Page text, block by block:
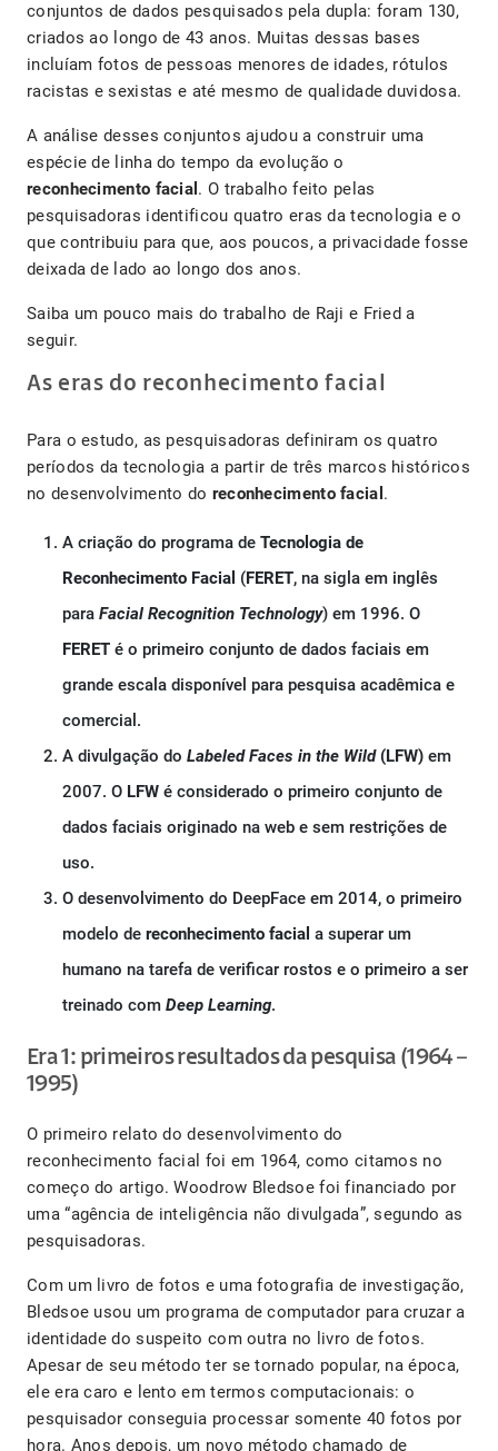
conjuntos de dados pesquisados pela dupla: foram 130,
criados ao longo de 43 anos. Muitas dessas bases
incluíam fotos de pessoas menores de idades, rótulos
racistas e sexistas e até mesmo de qualidade duvidosa.
A análise desses conjuntos ajudou a construir uma
espécie de linha do tempo da evolução o
reconhecimento facial . O trabalho feito pelas
pesquisadoras identificou quatro eras da tecnologia e o
que contribuiu para que, aos poucos, a privacidade fosse
deixada de lado ao longo dos anos.
Saiba um pouco mais do trabalho de Raji e Fried a
seguir.
As eras do reconhecimento facial
Para o estudo, as pesquisadoras definiram os quatro
períodos da tecnologia a partir de três marcos históricos
no desenvolvimento do reconhecimento facial .
A criação do programa de Tecnologia de
Reconhecimento Facial (FERET, na sigla em inglês
para Facial Recognition Technology) em 1996. O
FERET é o primeiro conjunto de dados faciais em
grande escala disponível para pesquisa acadêmica e
comercial.
A divulgação do Labeled Faces in the Wild (LFW) em
2007. O LFW é considerado o primeiro conjunto de
dados faciais originado na web e sem restrições de
uso.
O desenvolvimento do DeepFace em 2014, o primeiro
modelo de reconhecimento facial a superar um
humano na tarefa de verificar rostos e o primeiro a ser
treinado com Deep Learning.
Era 1: primeiros resultados da pesquisa (1964 –
1995)
O primeiro relato do desenvolvimento do
reconhecimento facial foi em 1964, como citamos no
começo do artigo. Woodrow Bledsoe foi financiado por
uma “agência de inteligência não divulgada”, segundo as
pesquisadoras.
Com um livro de fotos e uma fotografia de investigação,
Bledsoe usou um programa de computador para cruzar a
identidade do suspeito com outra no livro de fotos.
Apesar de seu método ter se tornado popular, na época,
ele era caro e lento em termos computacionais: o
pesquisador conseguia processar somente 40 fotos por
hora. Anos depois, um novo método chamado de